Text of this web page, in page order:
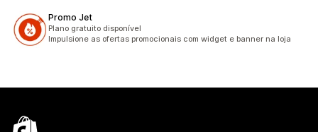
Promo Jet
Plano gratuito disponível
Impulsione as ofertas promocionais com widget e banner na loja